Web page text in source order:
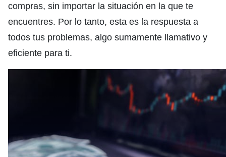
compras, sin importar la situación en la que te
encuentres. Por lo tanto, esta es la respuesta a
todos tus problemas, algo sumamente llamativo y
eficiente para ti.